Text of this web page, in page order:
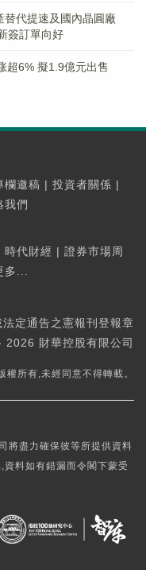
替代提速及國內晶圓廠
簽訂單向好
超6% 擬1.9億元出售
欄邀稿 | 投資者關係 |
我們
時代財經 | 證券市場周
多...
定通告之憲報刊登報章
財華控股有限公司
權所有,未經同意不得轉載。
將盡力確保彼等所提供資料
料如有錯漏而令閣下蒙受